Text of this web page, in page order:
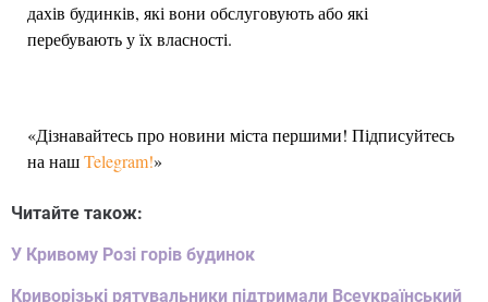
дахів будинків, які вони обслуговують або які
перебувають у їх власності.
«Дізнавайтесь про новини міста першими! Підписуйтесь
на нашTelegram!»
Читайте також:
У Кривому Розі горів будинок
Криворізькі рятувальники підтримали Всеукраїнський